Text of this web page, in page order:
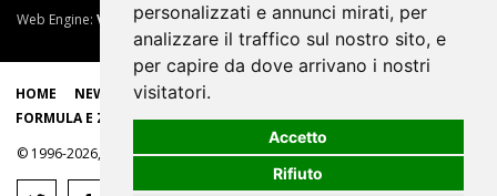
personalizzati e annunci mirati, per
analizzare il traffico sul nostro sito, e
per capire da dove arrivano i nostri
visitatori.
Accetto
Rifiuto
Web Engine: ViDa 3.0
HOME NEWS LIVE EPRIX
FORMULA E ZONE
© 1996-2026, tutti i marchi appartengono ai rispettivi proprietari